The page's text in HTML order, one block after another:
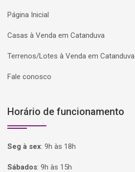
Página Inicial
Casas à Venda em Catanduva
Terrenos/Lotes à Venda em Catanduva
Fale conosco
Horário de funcionamento
Seg à sex: 9h às 18h
Sábados: 9h às 15h